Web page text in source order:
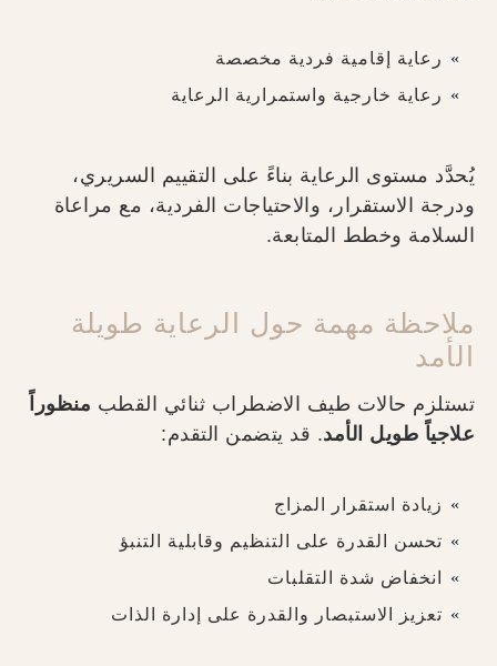
رعاية إقامية فردية مخصصة
رعاية خارجية واستمرارية الرعاية
يُحدَّد مستوى الرعاية بناءً على التقييم السريري،
ودرجة الاستقرار، والاحتياجات الفردية، مع مراعاة
السلامة وخطط المتابعة.
ملاحظة مهمة حول الرعاية طويلة
الأمد
تستلزم حالات طيف الاضطراب ثنائي القطب منظوراً
علاجياً طويل الأمد. قد يتضمن التقدم:
زيادة استقرار المزاج
تحسن القدرة على التنظيم وقابلية التنبؤ
انخفاض شدة التقلبات
تعزيز الاستبصار والقدرة على إدارة الذات